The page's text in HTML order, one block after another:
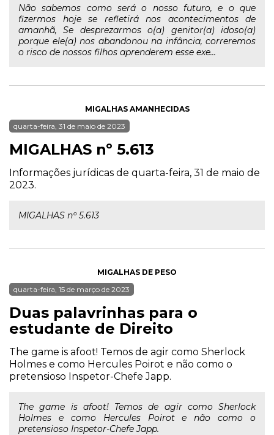
Não sabemos como será o nosso futuro, e o que
fizermos hoje se refletirá nos acontecimentos de
amanhã, Se desprezarmos o(a) genitor(a) idoso(a)
porque ele(a) nos abandonou na infância, correremos
o risco de nossos filhos aprenderem esse exe...
MIGALHAS AMANHECIDAS
quarta-feira, 31 de maio de 2023
MIGALHAS nº 5.613
Informações jurídicas de quarta-feira, 31 de maio de
2023.
MIGALHAS nº 5.613
MIGALHAS DE PESO
quarta-feira, 15 de março de 2023
Duas palavrinhas para o
estudante de Direito
The game is afoot! Temos de agir como Sherlock
Holmes e como Hercules Poirot e não como o
pretensioso Inspetor-Chefe Japp.
The game is afoot! Temos de agir como Sherlock
Holmes e como Hercules Poirot e não como o
pretensioso Inspetor-Chefe Japp.